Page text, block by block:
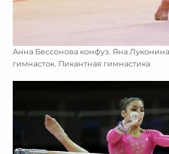
Анна Бессонова конфуз. Яна
гимнасток. Пикантная гимнастика